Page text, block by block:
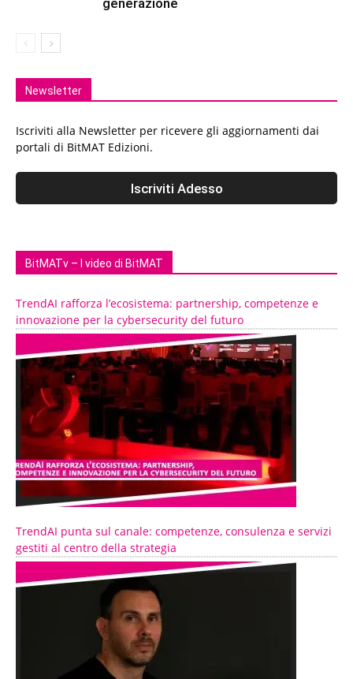
Newsletter
Iscriviti alla Newsletter per ricevere gli aggiornamenti dai
portali di BitMAT Edizioni.
BitMATv – I video di BitMAT
TrendAI rafforza l’ecosistema: partnership, competenze e
innovazione per la cybersecurity del futuro
TrendAI punta sul canale: competenze, consulenza e servizi
gestiti al centro della strategia